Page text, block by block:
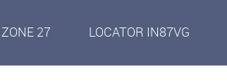
27 LOCATOR IN87VG